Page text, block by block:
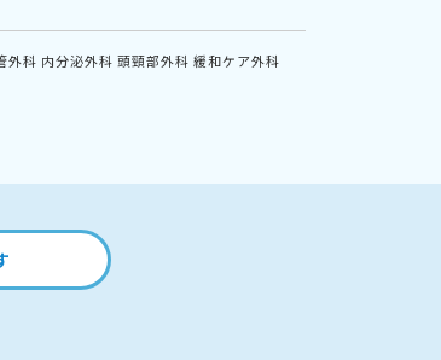
外科 内分泌外科 頭頸部外科 緩和ケア外科